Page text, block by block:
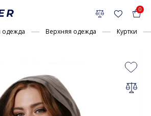
0
одежда Верхняя одежда Куртки